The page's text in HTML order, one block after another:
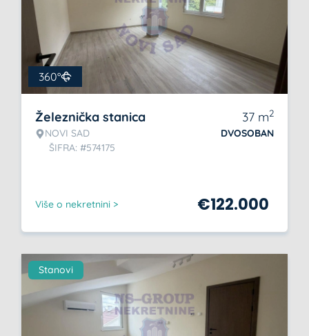
360°
Železnička stanica
NOVI SAD
ŠIFRA: #574175
37 m2
DVOSOBAN
Više o nekretnini > €122.000
Stanovi